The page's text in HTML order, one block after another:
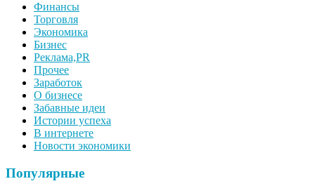
Финансы
Торговля
Экономика
Бизнес
Реклама,PR
Прочее
Заработок
О бизнесе
Забавные идеи
Истории успеха
В интернете
Новости экономики
Популярные